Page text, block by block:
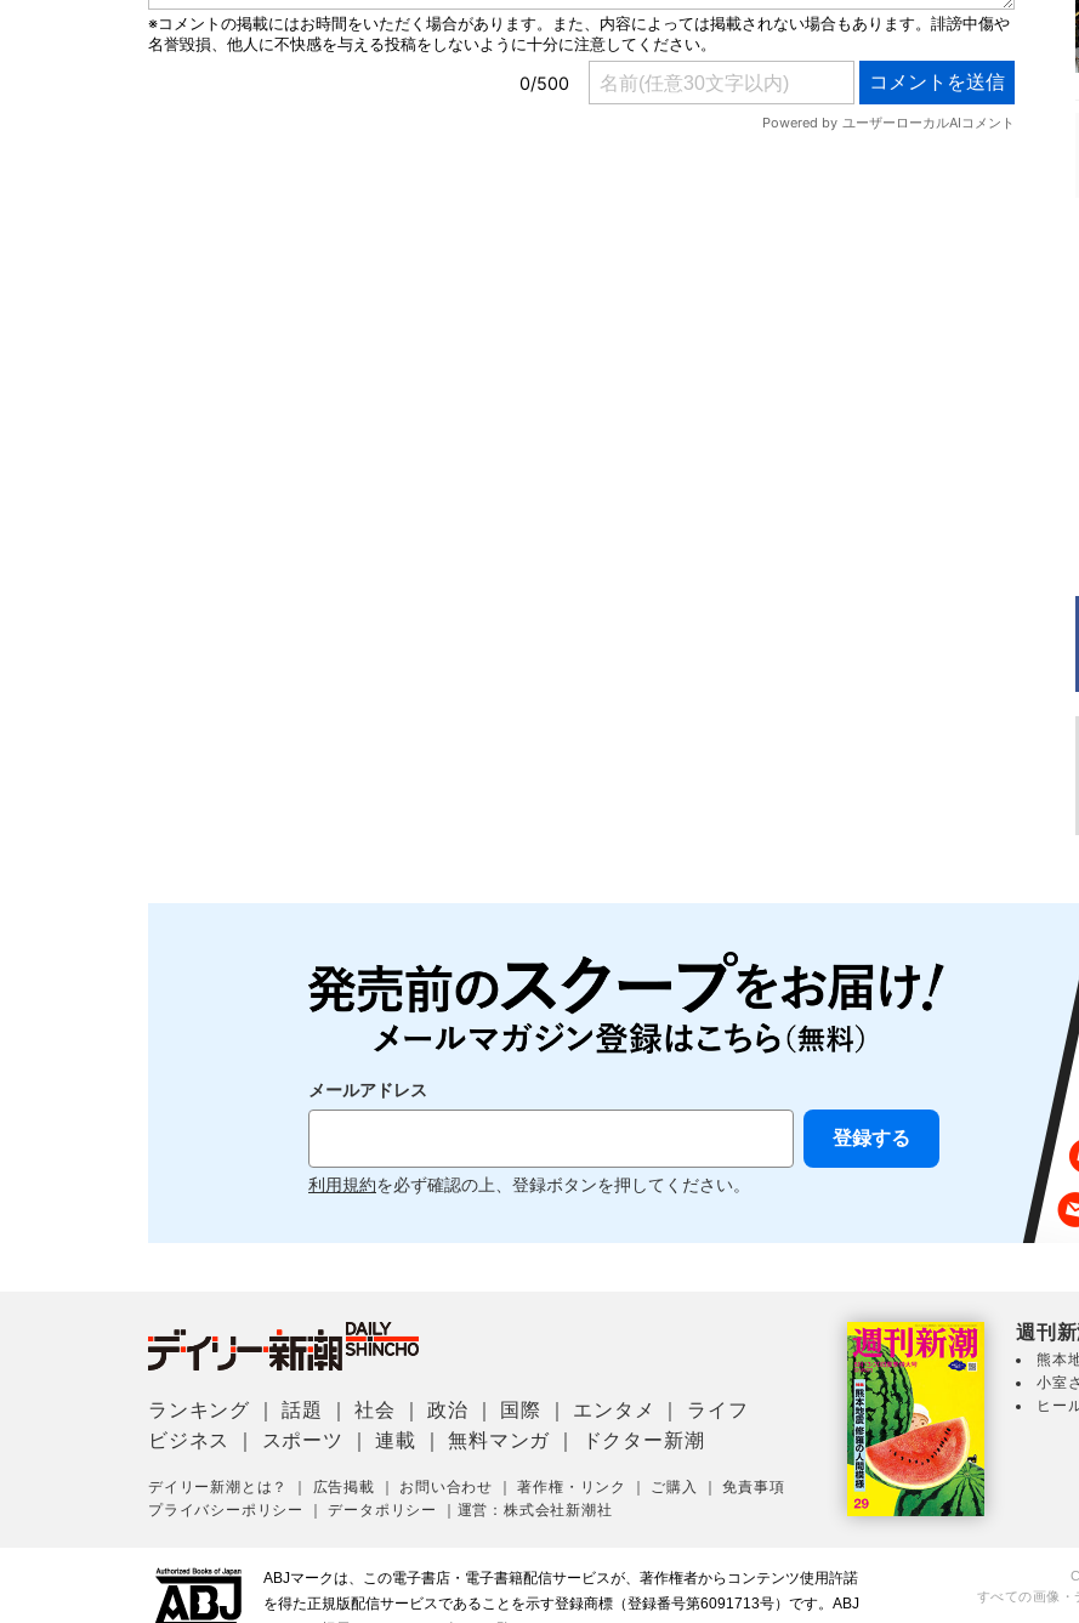
メールアドレス
利用規約を必ず確認の上、登録ボタンを押してください。
ランキング ｜話題 ｜社会 ｜政治 国際 エンタメ
ライフ
ビジネス
スポーツ ｜連載 ｜無料マンガ ドクター新潮
デイリー新潮とは？ 広告掲載 お問い合わせ ｜著作権・リンク ご購入 ｜免責事項
プライバシーポリシー
｜データポリシー 運営：株式会社新潮社
週刊
熊本
小室
ヒー
ABJマークは、この電子書店・電子書籍配信サービスが、著作権者からコンテンツ使用許諾
を得た正規版配信サービスであることを示す登録商標（登録番号第6091713号）です。ABJ
すべての画像・